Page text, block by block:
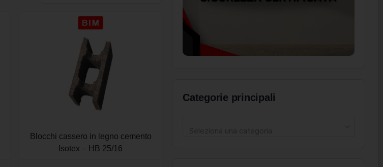
Blocchi cassero in legno cemento
Isotex – HB 25/16
Categorie principali